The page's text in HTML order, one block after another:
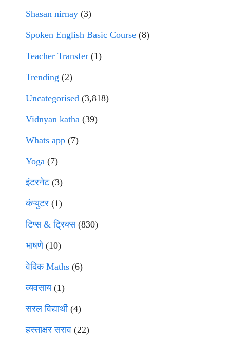
Shasan nirnay (3)
Spoken English Basic Course (8)
Teacher Transfer (1)
Trending (2)
Uncategorised (3,818)
Vidnyan katha (39)
Whats app (7)
Yoga (7)
इंटरनेट(3)
कंप्युटर (1)
टिप्स & ट्रिक्स(830)
भाषणे(10)
वेदिक Maths (6)
व्यवसाय(1)
सरल विद्यार्थी(4)
हस्ताक्षर सराव (22)